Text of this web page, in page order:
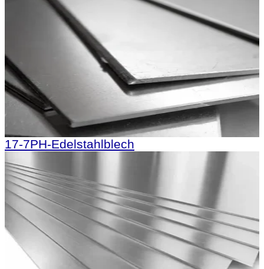
17-7PH-Edelstahlblech